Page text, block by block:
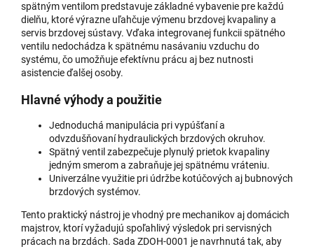
spätným ventilom predstavuje základné vybavenie pre každú
dielňu, ktoré výrazne uľahčuje výmenu brzdovej kvapaliny a
servis brzdovej sústavy. Vďaka integrovanej funkcii spätného
ventilu nedochádza k spätnému nasávaniu vzduchu do
systému, čo umožňuje efektívnu prácu aj bez nutnosti
asistencie ďalšej osoby.
Hlavné výhody a použitie
Jednoduchá manipulácia pri vypúšťaní a
odvzdušňovaní hydraulických brzdových okruhov.
Spätný ventil zabezpečuje plynulý prietok kvapaliny
jedným smerom a zabraňuje jej spätnému vráteniu.
Univerzálne využitie pri údržbe kotúčových aj bubnových
brzdových systémov.
Tento praktický nástroj je vhodný pre mechanikov aj domácich
majstrov, ktorí vyžadujú spoľahlivý výsledok pri servisných
prácach na brzdách. Sada ZDOH-0001 je navrhnutá tak, aby